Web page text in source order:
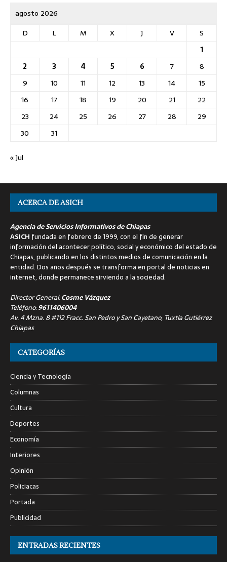
agosto 2026
D
L M X J V
S
1
2
3 4 5 6 7
8
9
10 11 12 13 14
15
16
17 18 19 20 21
22
23
24 25 26 27 28
29
30
31
« Jul
ACERCA DE ASICH
Agencia de Servicios Informativos de Chiapas
ASICH fundada en febrero de 1999, con el fin de generar
información del acontecer político, social y económico del estado de
Chiapas, publicando en los distintos medios de comunicación en la
entidad. Dos años después se transforma en portal de noticias en
internet, donde permanece sirviendo a la sociedad.
Director General:Cosme Vázquez
Teléfono:9611406004
Av. 4 Mzna. 8 #112 Fracc. San Pedro y San Cayetano, Tuxtla Gutiérrez
Chiapas
CATEGORÍAS
Ciencia y Tecnología
Columnas
Cultura
Deportes
Economía
Interiores
Opinión
Policiacas
Portada
Publicidad
ENTRADAS RECIENTES